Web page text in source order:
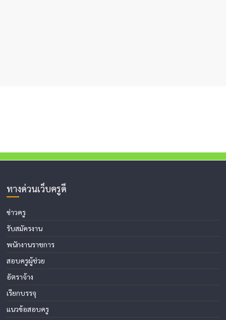
ทางด่วนเว็บครูดี
ข่าวครู
รับสมัครงาน
พนักงานราชการ
สอบครูผู้ช่วย
อัตราจ้าง
เรียกบรรจุ
แนวข้อสอบครู